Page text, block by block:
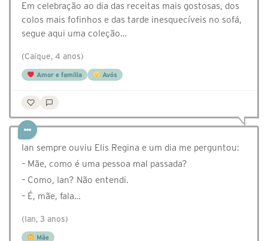
Em celebração ao dia das receitas mais gostosas, dos
colos mais fofinhos e das tarde inesquecíveis no sofá,
segue aqui uma coleção…
(Caíque, 4 anos)
Amor e família Avós
Ian sempre ouviu Elis Regina e um dia me perguntou:
– Mãe, como é uma pessoa mal passada?
– Como, Ian? Não entendi.
– É, mãe, fala…
(Ian, 3 anos)
Mãe